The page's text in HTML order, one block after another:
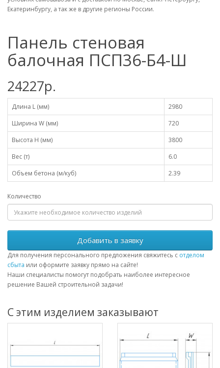
Екатеринбургу, а так же в другие регионы России.
Панель стеновая
балочная ПСП36-Б4-Ш
24227р.
Длина L (мм)
2980
Ширина W (мм)
720
Высота H (мм)
3800
Вес (т)
6.0
Объем бетона (м/куб)
2.39
Количество
Добавить в заявку
Для получения персонального предложения свяжитесь с отделом
сбыта или оформите заявку прямо на сайте!
Наши специалисты помогут подобрать наиболее интересное
решение Вашей строительной задачи!
С этим изделием заказывают